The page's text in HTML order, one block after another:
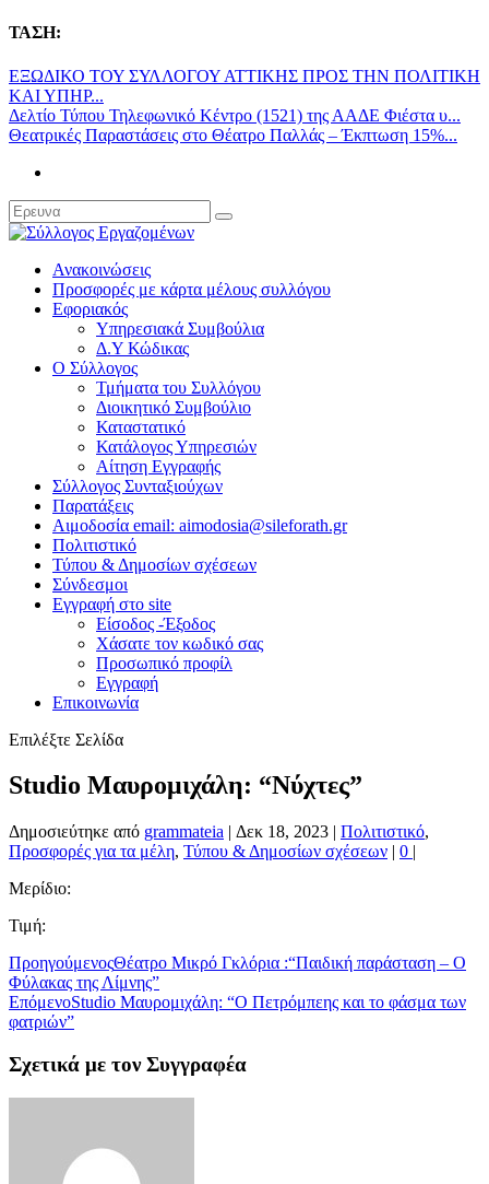
ΤΑΣΗ:
ΕΞΩΔΙΚΟ ΤΟΥ ΣΥΛΛΟΓΟΥ ΑΤΤΙΚΗΣ ΠΡΟΣ ΤΗΝ ΠΟΛΙΤΙΚΗ
ΚΑΙ ΥΠΗΡ...
Δελτίο Τύπου Τηλεφωνικό Κέντρο (1521) της ΑΑΔΕ Φιέστα υ...
Θεατρικές Παραστάσεις στο Θέατρο Παλλάς – Έκπτωση 15%...
Ανακοινώσεις
Προσφορές με κάρτα μέλους συλλόγου
Εφοριακός
Υπηρεσιακά Συμβούλια
Δ.Υ Κώδικας
Ο Σύλλογος
Τμήματα του Συλλόγου
Διοικητικό Συμβούλιο
Καταστατικό
Κατάλογος Υπηρεσιών
Αίτηση Εγγραφής
Σύλλογος Συνταξιούχων
Παρατάξεις
Αιμοδοσία email: aimodosia@sileforath.gr
Πολιτιστικό
Τύπου & Δημοσίων σχέσεων
Σύνδεσμοι
Εγγραφή στο site
Είσοδος -Έξοδος
Χάσατε τον κωδικό σας
Προσωπικό προφίλ
Εγγραφή
Επικοινωνία
Επιλέξτε Σελίδα
Studio Μαυρομιχάλη: “Νύχτες”
Δημοσιεύτηκε από grammateia | Δεκ 18, 2023 | Πολιτιστικό,
Προσφορές για τα μέλη, Τύπου & Δημοσίων σχέσεων | 0 |
Μερίδιο:
Τιμή:
ΠροηγούμενοςΘέατρο Μικρό Γκλόρια :“Παιδική παράσταση – Ο
Φύλακας της Λίμνης”
ΕπόμενοStudio Μαυρομιχάλη: “Ο Πετρόμπεης και το φάσμα των
φατριών”
Σχετικά με τον Συγγραφέα